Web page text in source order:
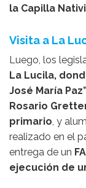
la Capilla
Visita a La
Luego, los
La Lucila,
José María
Rosario
primario, y
realizado en el
entrega de un
ejecución de